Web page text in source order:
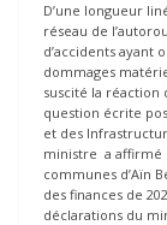
D’une longueur
réseau de
d’accidents ayant
dommages
suscité la réaction
question écrite
et des
ministre a affirmé
communes d’Aïn
des finances de
déclarations du